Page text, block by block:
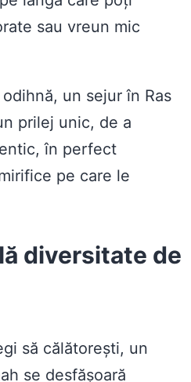
sau vreun mic
un sejur în Ras
prilej unic, de a
în perfect
pe care le
diversitate de
să călătorești, un
se desfășoară